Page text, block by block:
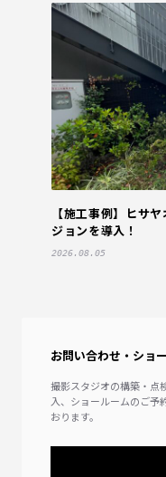
【施工事例】ヒサ
ジョンを導入！
2026.08.05
お問い合わせ・ショ
撮影スタジオの構築・点
入、ショールームのご予
おります。